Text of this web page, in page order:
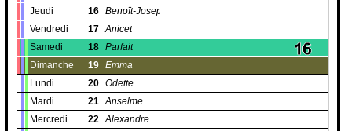
Jeudi
16 Benoït-Joseph
Vendredi
17 Anicet
Samedi
18 Parfait
Dimanche
19 Emma
Lundi
20 Odette
Mardi
21 Anselme
Mercredi
22 Alexandre